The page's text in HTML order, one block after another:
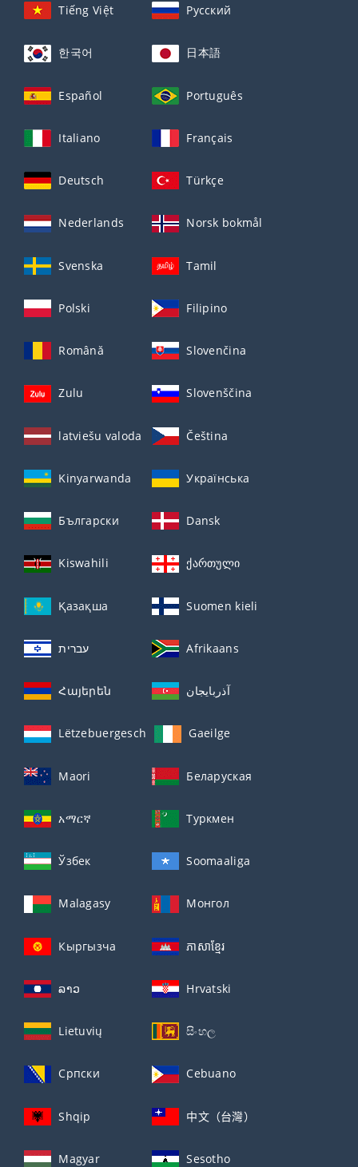
Tiếng Việt Русский
한국어 日本語
Español Português
Italiano Français
Deutsch Türkçe
Nederlands Norsk bokmål
Svenska Tamil
Polski Filipino
Română Slovenčina
Zulu Slovenščina
latviešu valoda Čeština
Kinyarwanda Українська
Български Dansk
Kiswahili ქართული
Қазақша Suomen kieli
עברית Afrikaans
Հայերեն آذربايجان
Lëtzebuergesch Gaeilge
Maori Беларуская
አማርኛ Туркмен
Ўзбек Soomaaliga
Malagasy Монгол
Кыргызча ភាសាខ្មែរ
ລາວ Hrvatski
Lietuvių සිංහල
Српски Cebuano
Shqip 中文（台灣）
Magyar Sesotho